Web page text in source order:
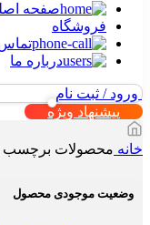
صفحه
فروشگاه
تماس
درباره ما
ورود / ثبت نام
پیشنهاد ویژه
خانه محصولات برچسب
وضعیت موجودی محصول